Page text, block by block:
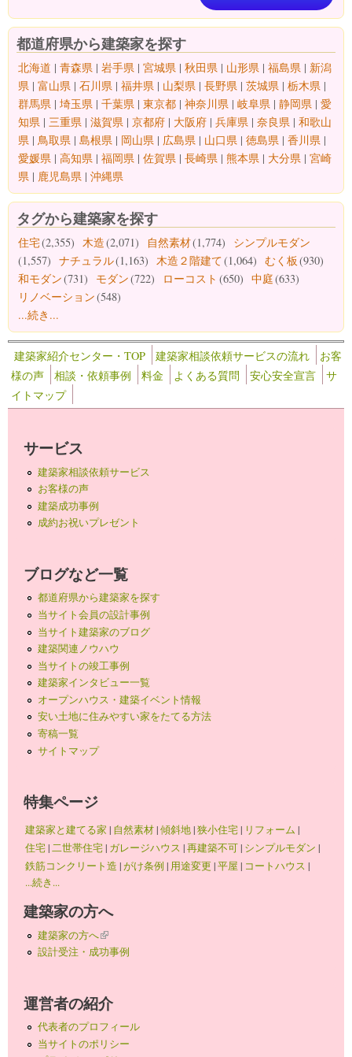
都道府県から建築家を探す
北海道 | 青森県 | 岩手県 | 宮城県 | 秋田県 | 山形県 | 福島県 | 新潟
県 | 富山県 | 石川県 | 福井県 | 山梨県 | 長野県 | 茨城県 | 栃木県 |
群馬県 | 埼玉県 | 千葉県 | 東京都 | 神奈川県 | 岐阜県 | 静岡県 | 愛
知県 | 三重県 | 滋賀県 | 京都府 | 大阪府 | 兵庫県 | 奈良県 | 和歌山
県 | 鳥取県 | 島根県 | 岡山県 | 広島県 | 山口県 | 徳島県 | 香川県 |
愛媛県 | 高知県 | 福岡県 | 佐賀県 | 長崎県 | 熊本県 | 大分県 | 宮崎
県 | 鹿児島県 | 沖縄県
タグから建築家を探す
住宅(2,355) 木造(2,071) 自然素材(1,774)
シンプルモダン
(1,557) ナチュラル(1,163) 木造２階建て(1,064) むく板 (930)
和モダン(731) モダン(722) ローコスト (650) 中庭(633)
リノベーション(548)
...続き...
建築家紹介センター・TOP 建築家相談依頼サービスの流れ
お客
様の声
相談・依頼事例 料金 よくある質問 安心安全宣言
サ
イトマップ
サービス
建築家相談依頼サービス
お客様の声
建築成功事例
成約お祝いプレゼント
ブログなど一覧
都道府県から建築家を探す
当サイト会員の設計事例
当サイト建築家のブログ
建築関連ノウハウ
当サイトの竣工事例
建築家インタビュー一覧
オープンハウス・建築イベント情報
安い土地に住みやすい家をたてる方法
寄稿一覧
サイトマップ
特集ページ
建築家と建てる家 | 自然素材|傾斜地|狭小住宅| リフォーム |
住宅|二世帯住宅| ガレージハウス |再建築不可| シンプルモダン |
鉄筋コンクリート造 |がけ条例 | 用途変更 |平屋 | コートハウス |
...続き...
建築家の方へ
建築家の方へ(link is external)
設計受注・成功事例
運営者の紹介
代表者のプロフィール
当サイトのポリシー